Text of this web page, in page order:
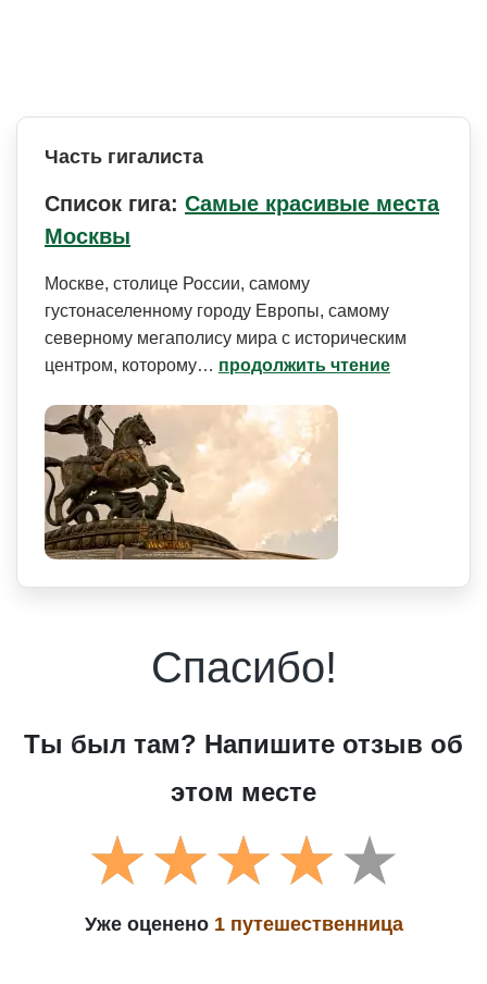
Часть гигалиста
Список гига: Самые красивые места
Москвы
Москве, столице России, самому
густонаселенному городу Европы, самому
северному мегаполису мира с историческим
центром, которому… продолжить чтение
Спасибо!
Ты был там? Напишите отзыв об
этом месте
Уже оценено 1 путешественница